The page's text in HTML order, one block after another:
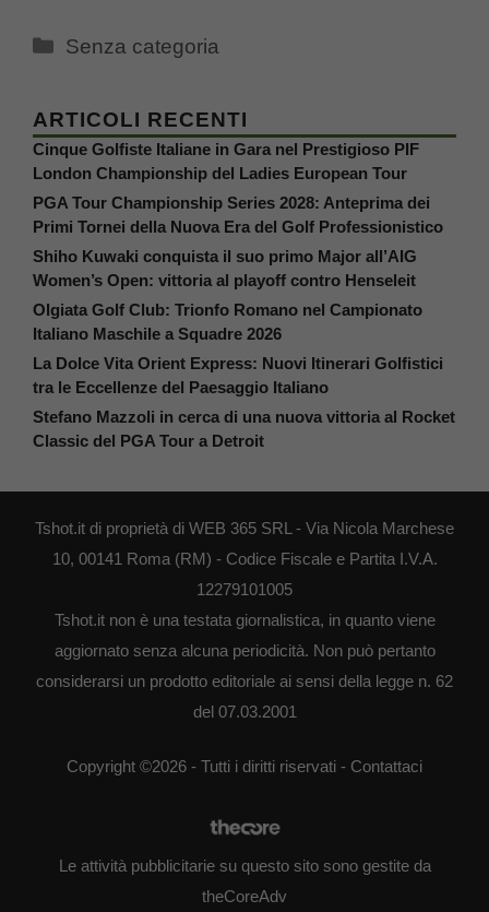
Categorie
Senza categoria
ARTICOLI RECENTI
Cinque Golfiste Italiane in Gara nel Prestigioso PIF
London Championship del Ladies European Tour
PGA Tour Championship Series 2028: Anteprima dei
Primi Tornei della Nuova Era del Golf Professionistico
Shiho Kuwaki conquista il suo primo Major all’AIG
Women’s Open: vittoria al playoff contro Henseleit
Olgiata Golf Club: Trionfo Romano nel Campionato
Italiano Maschile a Squadre 2026
La Dolce Vita Orient Express: Nuovi Itinerari Golfistici
tra le Eccellenze del Paesaggio Italiano
Stefano Mazzoli in cerca di una nuova vittoria al Rocket
Classic del PGA Tour a Detroit
Tshot.it di proprietà di WEB 365 SRL - Via Nicola Marchese
10, 00141 Roma (RM) - Codice Fiscale e Partita I.V.A.
12279101005
Tshot.it non è una testata giornalistica, in quanto viene
aggiornato senza alcuna periodicità. Non può pertanto
considerarsi un prodotto editoriale ai sensi della legge n. 62
del 07.03.2001
Copyright ©2026 - Tutti i diritti riservati - Contattaci
Le attività pubblicitarie su questo sito sono gestite da
theCoreAdv